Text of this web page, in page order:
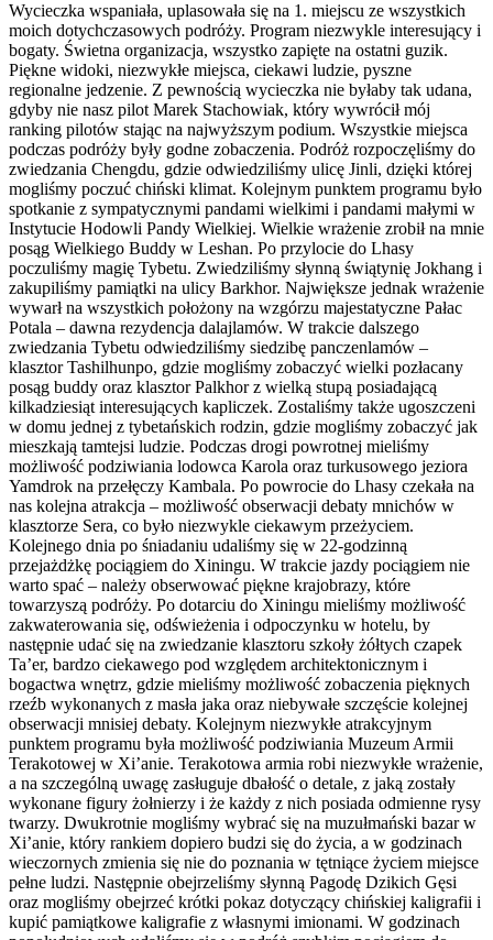
Wycieczka wspaniała, uplasowała się na 1. miejscu ze wszystkich
moich dotychczasowych podróży. Program niezwykle interesujący i
bogaty. Świetna organizacja, wszystko zapięte na ostatni guzik.
Piękne widoki, niezwykłe miejsca, ciekawi ludzie, pyszne
regionalne jedzenie. Z pewnością wycieczka nie byłaby tak udana,
gdyby nie nasz pilot Marek Stachowiak, który wywrócił mój
ranking pilotów stając na najwyższym podium. Wszystkie miejsca
podczas podróży były godne zobaczenia. Podróż rozpoczęliśmy do
zwiedzania Chengdu, gdzie odwiedziliśmy ulicę Jinli, dzięki której
mogliśmy poczuć chiński klimat. Kolejnym punktem programu było
spotkanie z sympatycznymi pandami wielkimi i pandami małymi w
Instytucie Hodowli Pandy Wielkiej. Wielkie wrażenie zrobił na mnie
posąg Wielkiego Buddy w Leshan. Po przylocie do Lhasy
poczuliśmy magię Tybetu. Zwiedziliśmy słynną świątynię Jokhang i
zakupiliśmy pamiątki na ulicy Barkhor. Największe jednak wrażenie
wywarł na wszystkich położony na wzgórzu majestatyczne Pałac
Potala – dawna rezydencja dalajlamów. W trakcie dalszego
zwiedzania Tybetu odwiedziliśmy siedzibę panczenlamów –
klasztor Tashilhunpo, gdzie mogliśmy zobaczyć wielki pozłacany
posąg buddy oraz klasztor Palkhor z wielką stupą posiadającą
kilkadziesiąt interesujących kapliczek. Zostaliśmy także ugoszczeni
w domu jednej z tybetańskich rodzin, gdzie mogliśmy zobaczyć jak
mieszkają tamtejsi ludzie. Podczas drogi powrotnej mieliśmy
możliwość podziwiania lodowca Karola oraz turkusowego jeziora
Yamdrok na przełęczy Kambala. Po powrocie do Lhasy czekała na
nas kolejna atrakcja – możliwość obserwacji debaty mnichów w
klasztorze Sera, co było niezwykle ciekawym przeżyciem.
Kolejnego dnia po śniadaniu udaliśmy się w 22-godzinną
przejażdżkę pociągiem do Xiningu. W trakcie jazdy pociągiem nie
warto spać – należy obserwować piękne krajobrazy, które
towarzyszą podróży. Po dotarciu do Xiningu mieliśmy możliwość
zakwaterowania się, odświeżenia i odpoczynku w hotelu, by
następnie udać się na zwiedzanie klasztoru szkoły żółtych czapek
Ta’er, bardzo ciekawego pod względem architektonicznym i
bogactwa wnętrz, gdzie mieliśmy możliwość zobaczenia pięknych
rzeźb wykonanych z masła jaka oraz niebywałe szczęście kolejnej
obserwacji mnisiej debaty. Kolejnym niezwykłe atrakcyjnym
punktem programu była możliwość podziwiania Muzeum Armii
Terakotowej w Xi’anie. Terakotowa armia robi niezwykłe wrażenie,
a na szczególną uwagę zasługuje dbałość o detale, z jaką zostały
wykonane figury żołnierzy i że każdy z nich posiada odmienne rysy
twarzy. Dwukrotnie mogliśmy wybrać się na muzułmański bazar w
Xi’anie, który rankiem dopiero budzi się do życia, a w godzinach
wieczornych zmienia się nie do poznania w tętniące życiem miejsce
pełne ludzi. Następnie obejrzeliśmy słynną Pagodę Dzikich Gęsi
oraz mogliśmy obejrzeć krótki pokaz dotyczący chińskiej kaligrafii i
kupić pamiątkowe kaligrafie z własnymi imionami. W godzinach